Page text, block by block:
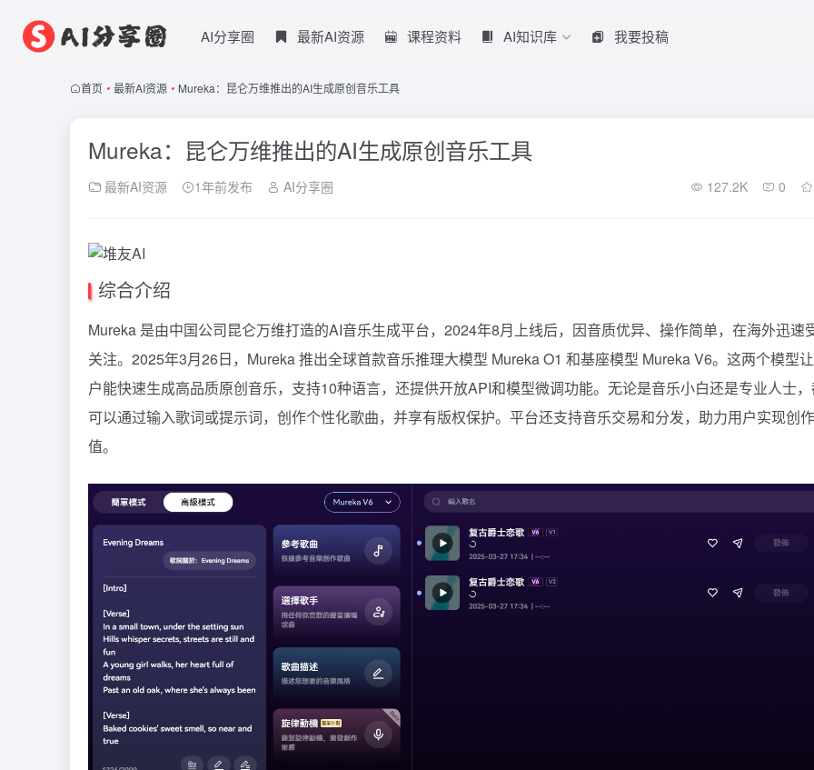
AI分享圈 最新AI资源 课程资料 AI知识库 我要投稿
首页 • 最新AI资源 • Mureka：昆仑万维推出的AI生成原创音乐工具
Mureka：昆仑万维推出的AI生成原创音乐工具
最新AI资源 1年前发布 AI分享圈 127.2K 0
综合介绍
Mureka 是由中国公司昆仑万维打造的AI音乐生成平台，2024年8月上线后，因音质优异、操作简单，在海外迅速
关注。2025年3月26日，Mureka 推出全球首款音乐推理大模型 Mureka O1 和基座模型 Mureka V6。这两个模型
户能快速生成高品质原创音乐，支持10种语言，还提供开放API和模型微调功能。无论是音乐小白还是专业人士
可以通过输入歌词或提示词，创作个性化歌曲，并享有版权保护。平台还支持音乐交易和分发，助力用户实现创
值。